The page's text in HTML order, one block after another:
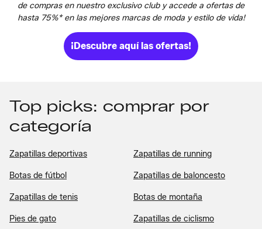
de compras en nuestro exclusivo club y accede a ofertas de
hasta 75%* en las mejores marcas de moda y estilo de vida!
¡Descubre aquí las ofertas!
Top picks: comprar por
categoría
Zapatillas deportivas Zapatillas de running
Botas de fútbol Zapatillas de baloncesto
Zapatillas de tenis Botas de montaña
Pies de gato Zapatillas de ciclismo